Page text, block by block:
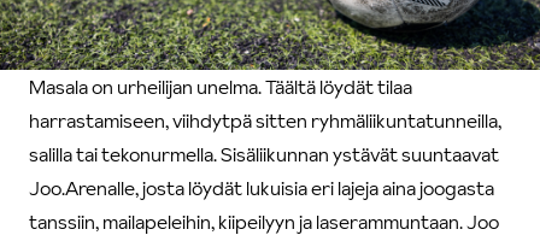
Masala on urheilijan unelma. Täältä löydät tilaa
harrastamiseen, viihdytpä sitten ryhmäliikuntatunneilla,
salilla tai tekonurmella. Sisäliikunnan ystävät suuntaavat
Joo.Arenalle, josta löydät lukuisia eri lajeja aina joogasta
tanssiin, mailapeleihin, kiipeilyyn ja laserammuntaan. Joo